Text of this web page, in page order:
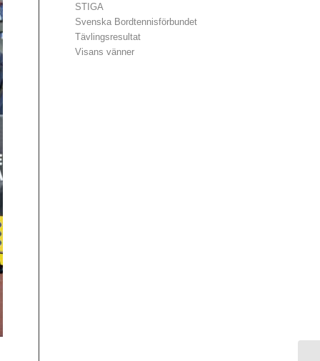
STIGA
Svenska Bordtennisförbundet
Tävlingsresultat
Visans vänner